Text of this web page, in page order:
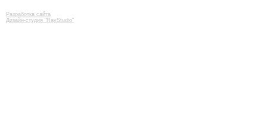
Разработка сайта
Дизайн-студия "RayStudio"